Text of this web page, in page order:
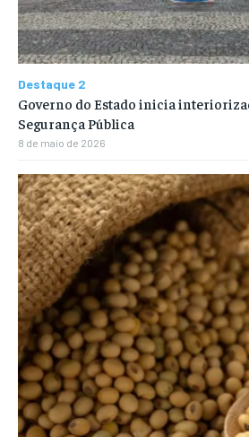
Destaque 2
Governo do Estado inicia
Segurança Pública
8 de maio de 2026